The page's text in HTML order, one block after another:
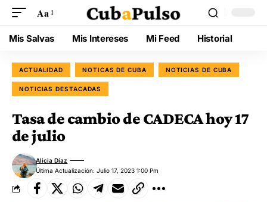
Aa
Mis Salvas Mis Intereses Mi Feed Historial
ACTUALIDAD NOTICAS DE CUBA NOTICIAS DE CUBA
NOTICIAS DESTACADAS
Tasa de cambio de CADECA hoy 17
de julio
Última Actualización: Julio 17, 2023 1:00 Pm
Alicia Díaz